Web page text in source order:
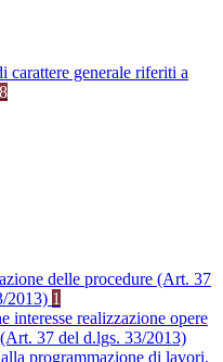
carattere generale riferiti a
8
delle procedure (Art. 37
2013) 1
interesse realizzazione opere
37 del d.lgs. 33/2013)
programmazione di lavori,